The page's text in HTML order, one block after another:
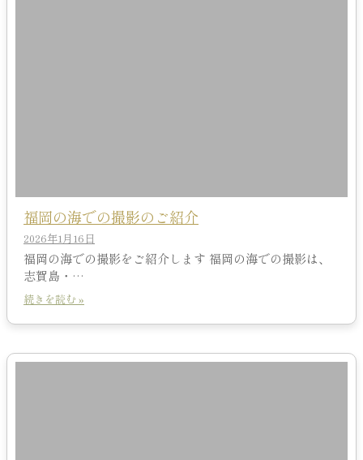
福岡の海での撮影のご紹介
2026年1月16日
福岡の海での撮影をご紹介します 福岡の海での撮影は、
志賀島・…
続きを読む »